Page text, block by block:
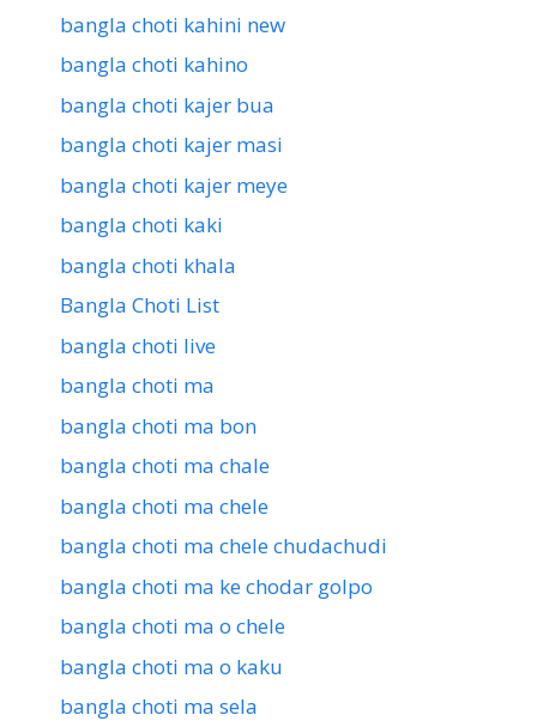
bangla choti kahini new
bangla choti kahino
bangla choti kajer bua
bangla choti kajer masi
bangla choti kajer meye
bangla choti kaki
bangla choti khala
Bangla Choti List
bangla choti live
bangla choti ma
bangla choti ma bon
bangla choti ma chale
bangla choti ma chele
bangla choti ma chele chudachudi
bangla choti ma ke chodar golpo
bangla choti ma o chele
bangla choti ma o kaku
bangla choti ma sela